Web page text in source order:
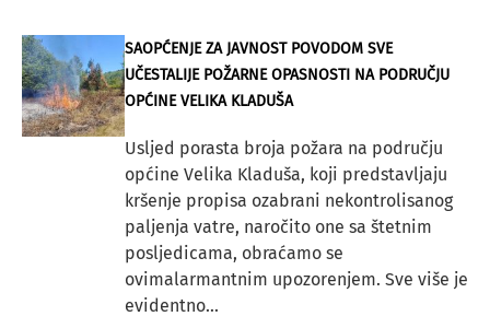
SAOPĆENJE ZA JAVNOST POVODOM SVE
UČESTALIJE POŽARNE OPASNOSTI NA PODRUČJU
OPĆINE VELIKA KLADUŠA
Usljed porasta broja požara na području
općine Velika Kladuša, koji predstavljaju
kršenje propisa ozabrani nekontrolisanog
paljenja vatre, naročito one sa štetnim
posljedicama, obraćamo se
ovimalarmantnim upozorenjem. Sve više je
evidentno...